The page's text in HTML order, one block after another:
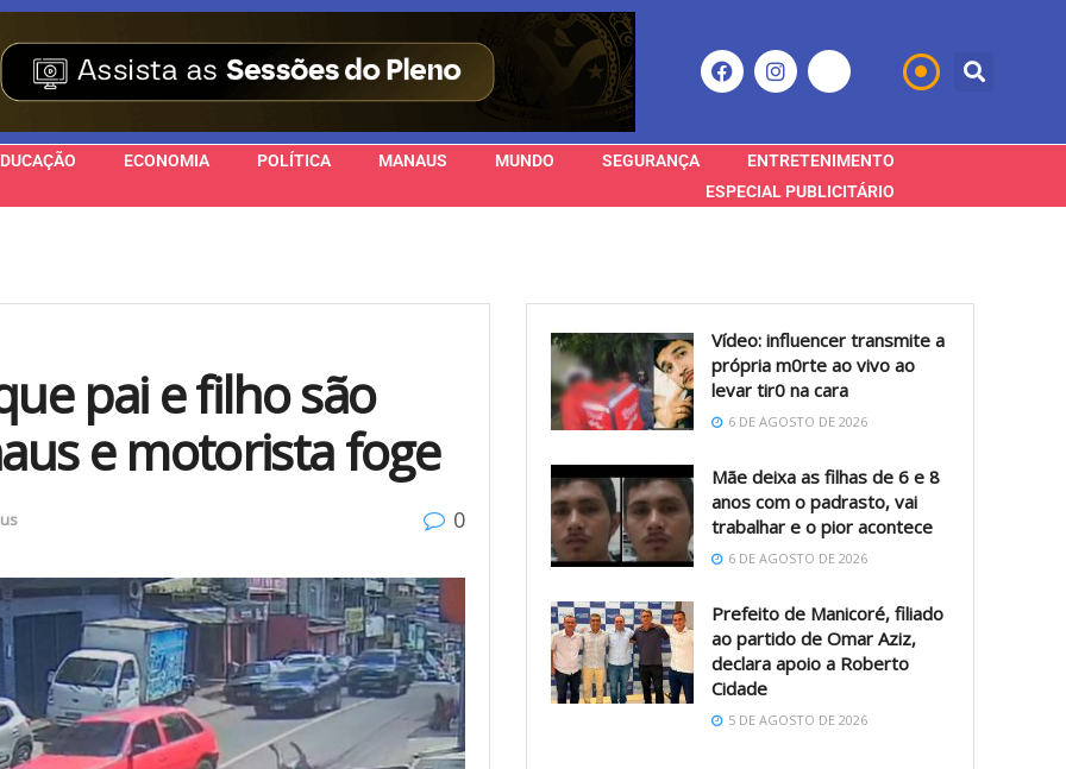
ECONOMIA POLÍTICA MANAUS MUNDO SEGURANÇA
ENTRETENIMENTO
ESPECIAL PUBLICITÁRIO
pai e filho são
e motorista foge
0
Vídeo: influencer transmite a
própria m0rte ao vivo ao
levar tir0 na cara
6 DE AGOSTO DE 2026
Mãe deixa as filhas de 6 e 8
anos com o padrasto, vai
trabalhar e o pior acontece
6 DE AGOSTO DE 2026
Prefeito de Manicoré, filiado
ao partido de Omar Aziz,
declara apoio a Roberto
Cidade
5 DE AGOSTO DE 2026